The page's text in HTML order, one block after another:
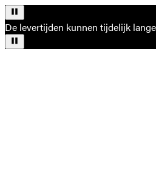
De levertijden kunnen tijdelijk